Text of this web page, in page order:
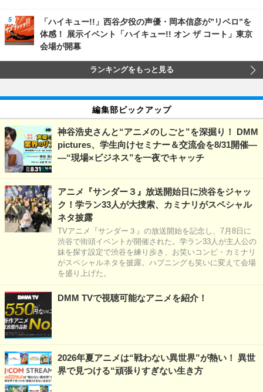
「ハイキュー!!」西谷夕役の声優・岡本信彦が”リベロ”を
体感！ 展示イベント「ハイキュー!! オン ザ コート」東京
会場が開幕
ランキングをもっと見る
編集部ピックアップ
神谷浩史さんと“アニメのしごと”を深掘り！ DMM
pictures、学生向けセミナー＆交流会を8/31開催―
―“現場×ビジネス”を一夜でキャッチ
アニメ『サンダー３』放送開始日に渋谷をジャッ
ク！学ラン33人が大捜索、カミナリがスペシャル
ネタ披露
TVアニメ『サンダー３』の放送開始を記念し、7月8日に
渋谷で街頭イベントが開催された。学ラン33人が主人公の
妹を探す設定で渋谷を練り歩き、お笑いコンビ・カミナリ
がスペシャルネタを披露。ハプニングも笑いに変えて会場
を盛り上げた。
DMM TVで視聴可能なアニメを紹介！
2026年夏アニメは“戦わない異世界”が熱い！ 異世
界で見つける“頑張りすぎない生き方